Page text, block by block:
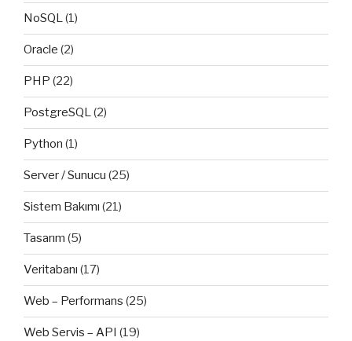
NoSQL(1)
Oracle (2)
PHP (22)
PostgreSQL(2)
Python (1)
Server / Sunucu (25)
Sistem Bakımı (21)
Tasarım (5)
Veritabanı (17)
Web – Performans (25)
Web Servis – API (19)